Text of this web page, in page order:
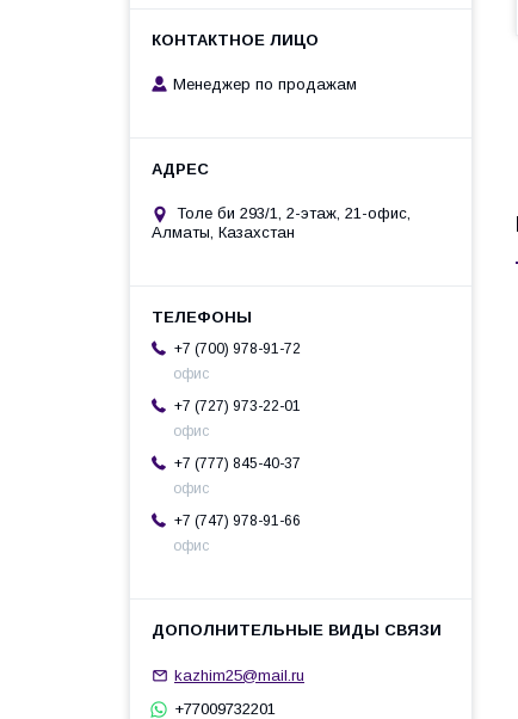
Менеджер по продажам
Толе би 293/1, 2-этаж, 21-офис,
Алматы, Казахстан
+7 (700) 978-91-72
офис
+7 (727) 973-22-01
офис
+7 (777) 845-40-37
офис
+7 (747) 978-91-66
офис
kazhim25@mail.ru
+77009732201